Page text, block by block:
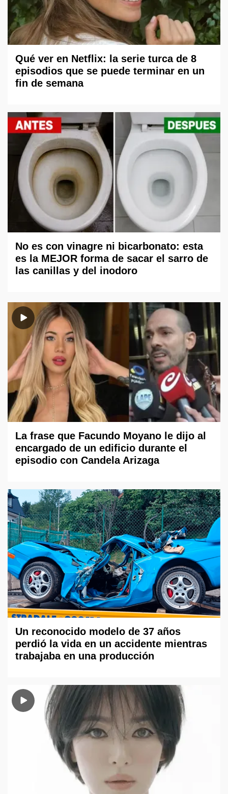
Qué ver en Netflix: la serie turca de 8
episodios que se puede terminar en un
fin de semana
No es con vinagre ni bicarbonato: esta
es la MEJOR forma de sacar el sarro de
las canillas y del inodoro
La frase que Facundo Moyano le dijo al
encargado de un edificio durante el
episodio con Candela Arizaga
Un reconocido modelo de 37 años
perdió la vida en un accidente mientras
trabajaba en una producción